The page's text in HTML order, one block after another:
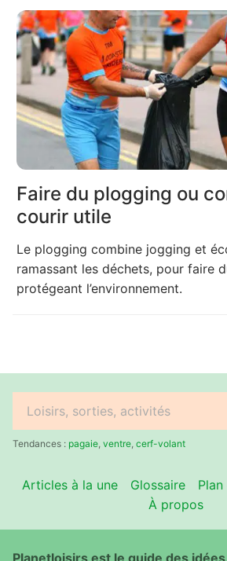
Faire du plogging ou
courir utile
Le plogging combine jogging et
ramassant les déchets, pour faire
protégeant l’environnement.
Rechercher
:Tendances : pagaie ventre cerf-volant
Articles à la une Glossaire
À propos